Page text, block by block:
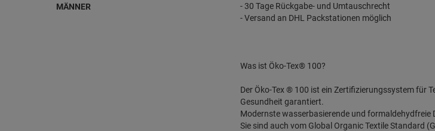
MÄNNER
- 30 Tage Rückgabe- und Umtauschrecht
- Versand an DHL Packstationen möglich
Was ist Öko-Tex® 100?
Der Öko-Tex ® 100 ist ein Zertifizierungssystem für
Gesundheit garantiert.
Modernste wasserbasierende und formaldehydfreie
Sie sind auch vom Global Organic Textile Standard